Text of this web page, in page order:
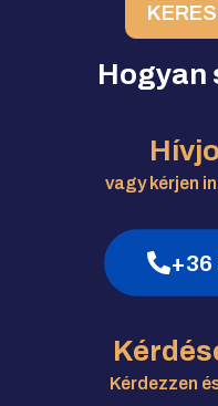
Hogyan
vagy kérjen
+36
Kérdezzen